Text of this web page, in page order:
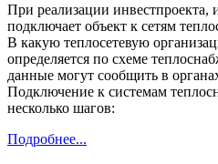
При реализации инвестпроекта,
подключает объект к сетям
В какую теплосетевую
определяется по схеме
данные могут сообщить в
Подключение к системам
несколько шагов:
Подробнее...